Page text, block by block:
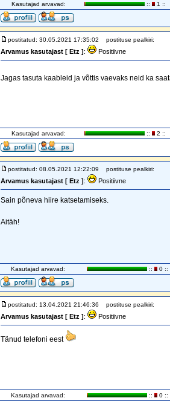
Kasutajad arvavad: :: 1 ::
postitatud: 30.05.2021 17:35:02 postituse pealkiri:
Arvamus kasutajast [ Etz ]: Positiivne
Jagas tasuta kaableid ja võttis vaevaks neid ka
Kasutajad arvavad: :: 2 ::
postitatud: 08.05.2021 12:22:09 postituse pealkiri:
Arvamus kasutajast [ Etz ]: Positiivne
Sain põneva hiire katsetamiseks.
Aitäh!
Kasutajad arvavad: :: 0 ::
postitatud: 13.04.2021 21:46:36 postituse pealkiri:
Arvamus kasutajast [ Etz ]: Positiivne
Tänud telefoni eest
Kasutajad arvavad: :: 0 ::